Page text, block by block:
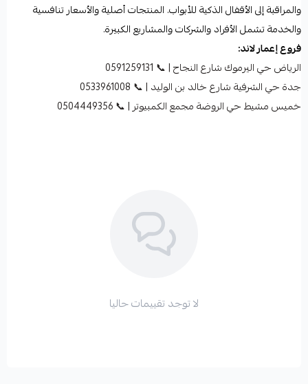
والمراقبة إلى الأقفال الذكية للأبواب. المنتجات أصلية والأسعار تنافسية
والخدمة تشمل الأفراد والشركات والمشاريع الكبيرة.
فروع إعمار لاند:
الرياض حي اليرموك شارع النجاح | 📞 0591259131
جدة حي الشرفية شارع خالد بن الوليد | 📞 0533961008
خميس مشيط حي الروضة مجمع الكمبيوتر | 📞 0504449356
لا توجد تقييمات حاليا